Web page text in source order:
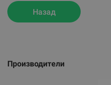
Производители
Назад